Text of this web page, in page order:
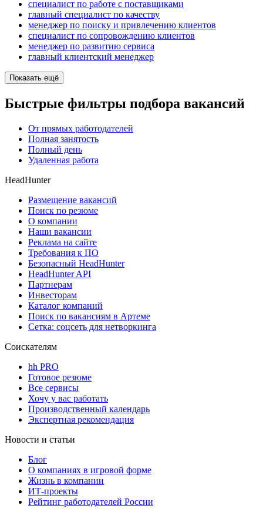
специалист по работе с поставщиками
главный специалист по качеству
менеджер по поиску и привлечению клиентов
специалист по сопровождению клиентов
менеджер по развитию сервиса
главный клиентский менеджер
Показать ещё
Быстрые фильтры подбора вакансий
От прямых работодателей
Полная занятость
Полный день
Удаленная работа
HeadHunter
Размещение вакансий
Поиск по резюме
О компании
Наши вакансии
Реклама на сайте
Требования к ПО
Безопасный HeadHunter
HeadHunter API
Партнерам
Инвесторам
Каталог компаний
Поиск по вакансиям в Артеме
Сетка: соцсеть для нетворкинга
Соискателям
hh PRO
Готовое резюме
Все сервисы
Хочу у вас работать
Производственный календарь
Экспертная рекомендация
Новости и статьи
Блог
О компаниях в игровой форме
Жизнь в компании
ИТ-проекты
Рейтинг работодателей России